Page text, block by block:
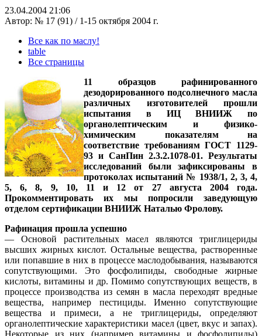
23.04.2004 21:06
Автор: № 17 (91) / 1-15 октября 2004 г.
Все как по маслу!
table
Все страницы
11 образцов рафинированного
дезодорированного подсолнечного масла
различных изготовителей прошли
испытания в ИЦ ВНИИЖ по
органолептическим и физико-
химическим показателям на
соответствие требованиям ГОСТ 1129-
93 и СанПин 2.3.2.1078-01. Результаты
исследований были зафиксированы в
протоколах испытаний № 1938/1, 2, 3, 4,
5, 6, 8, 9, 10, 11 и 12 от 27 августа 2004 года.
Прокомментировать их мы попросили заведующую
отделом сертификации ВНИИЖ Наталью Фролову.
Рафинация прошла успешно
— Основой растительных масел являются триглицериды
высших жирных кислот. Остальные вещества, растворенные
или попавшие в них в процессе маслодобывания, называются
сопутствующими. Это фосфолипиды, свободные жирные
кислоты, витамины и др. Помимо сопутствующих веществ, в
процессе производства из семян в масла переходят вредные
вещества, например пестициды. Именно сопутствующие
вещества и примеси, а не триглицериды, определяют
органолептические характеристики масел (цвет, вкус и запах).